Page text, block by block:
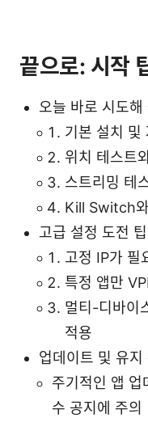
끝으로: 시작
오늘 바로 시도해
기본 설치 및
위치 테스트
스트리밍 테
Kill Switch
고급 설정 도전 팁
고정 IP가 필
특정 앱만
멀티-디바이
적용
업데이트 및 유지
주기적인 앱 업
수 공지에 주의